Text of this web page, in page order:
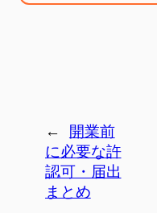
←
開業前
に必要な許
認可・届出
まとめ